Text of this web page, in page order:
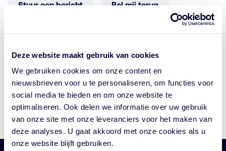
Deze website maakt gebruik van cookies
We gebruiken cookies om onze content en
nieuwsbrieven voor u te personaliseren, om functies voor
social media te bieden en om onze website te
optimaliseren. Ook delen we informatie over uw gebruik
van onze site met onze leveranciers voor het maken van
deze analyses. U gaat akkoord met onze cookies als u
onze website blijft gebruiken.
Stuur een bericht Bel mij terug
Bel ons of kom bij ons langs
Weena 690 – 21ste etage
3012 CN Rotterdam
+31 (0)10 206 1300